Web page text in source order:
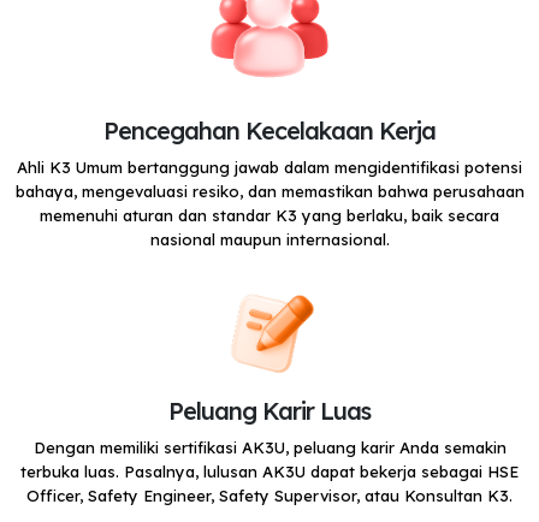
Pencegahan Kecelakaan Kerja
Ahli K3 Umum bertanggung jawab dalam mengidentifikasi potensi
bahaya, mengevaluasi resiko, dan memastikan bahwa perusahaan
memenuhi aturan dan standar K3 yang berlaku, baik secara
nasional maupun internasional.
Peluang Karir Luas
Dengan memiliki sertifikasi AK3U, peluang karir Anda semakin
terbuka luas. Pasalnya, lulusan AK3U dapat bekerja sebagai HSE
Officer, Safety Engineer, Safety Supervisor, atau Konsultan K3.